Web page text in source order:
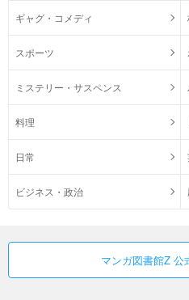
ギャグ・コメディ
スポーツ
ミステリー・サスペンス
料理
日常
ビジネス・政治
マンガ図書館Z 公